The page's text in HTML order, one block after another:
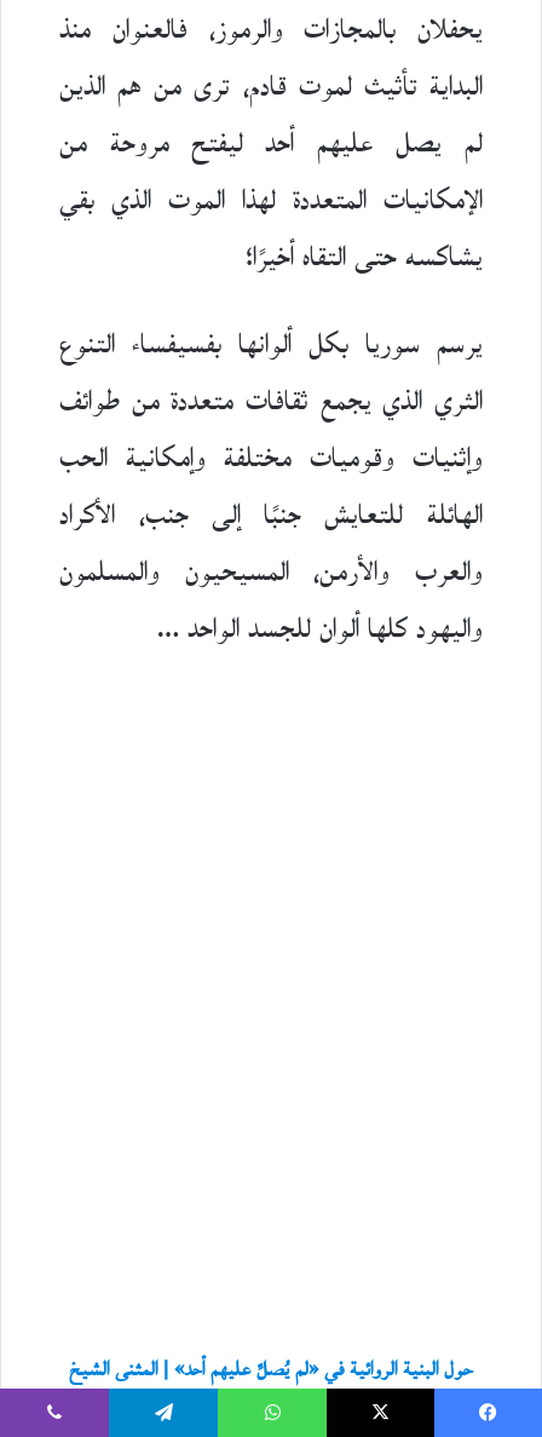
يحفلان بالمجازات والرموز، فالعنوان منذ
البداية تأثيث لموت قادم، ترى من هم الذين
لم يصل عليهم أحد ليفتح مروحة من
الإمكانيات المتعددة لهذا الموت الذي بقي
يشاكسه حتى التقاه أخيرًا؛
يرسم سوريا بكل ألوانها بفسيفساء التنوع
الثري الذي يجمع ثقافات متعددة من طوائف
وإثنيات وقوميات مختلفة وإمكانية الحب
الهائلة للتعايش جنبًا إلى جنب، الأكراد
والعرب والأرمن، المسيحيون والمسلمون
واليهود كلها ألوان للجسد الواحد …
حول البنية الروائية في «لم يُصلِّ عليهم أحد» | المثنى الشيخ
عطية